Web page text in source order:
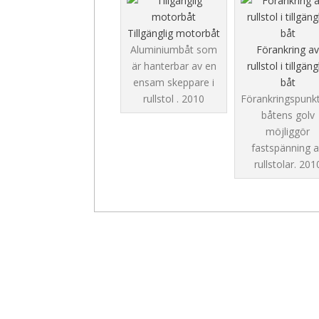
Tillgänglig motorbåt
Aluminiumbåt som
är hanterbar av en
ensam skeppare i
rullstol . 2010
Förankring av
rullstol i
båt
båtens golv
möjliggör
fastspänning
rullstolar.